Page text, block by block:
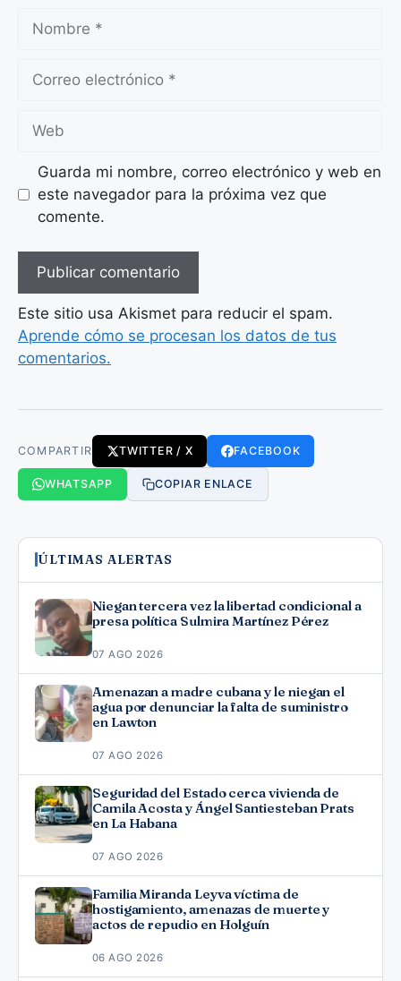
Nombre
Correo
Web
Guarda mi nombre, correo electrónico y web en
este navegador para la próxima vez que
comente.
Este sitio usa Akismet para reducir el spam.
Aprende cómo se procesan los datos de tus
comentarios.
COMPARTIR TWITTER / X FACEBOOK
WHATSAPP COPIAR ENLACE
ÚLTIMAS ALERTAS
Niegan tercera vez la libertad condicional a
presa política Sulmira Martínez Pérez
07 AGO 2026
Amenazan a madre cubana y le niegan el
agua por denunciar la falta de suministro
en Lawton
07 AGO 2026
Seguridad del Estado cerca vivienda de
Camila Acosta y Ángel Santiesteban Prats
en La Habana
07 AGO 2026
Familia Miranda Leyva víctima de
hostigamiento, amenazas de muerte y
actos de repudio en Holguín
06 AGO 2026